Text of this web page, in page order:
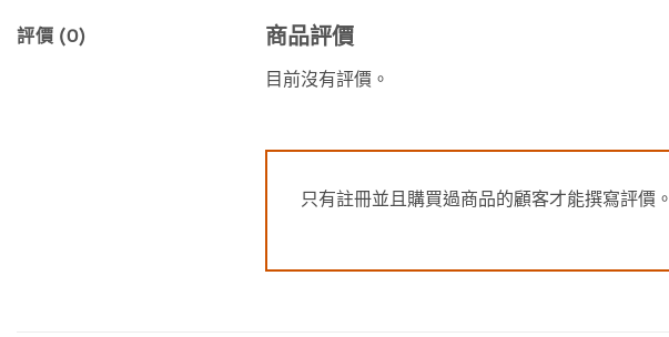
評價 (0) 商品評價
目前沒有評價。
只有註冊並且購買過商品的顧客才能撰寫評價。